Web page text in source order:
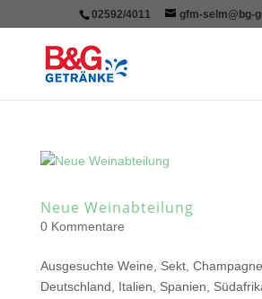
02592/4011 gfm-selm@bg-
Neue Weinabteilung
0 Kommentare
Ausgesuchte Weine, Sekt,
Deutschland, Italien, Spanien,